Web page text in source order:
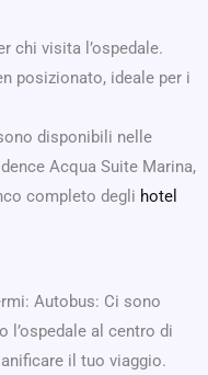
chi visita l’ospedale.
posizionato, ideale per i
disponibili nelle
Acqua Suite Marina,
completo degli hotel
Autobus: Ci sono
l’ospedale al centro di
il tuo viaggio.